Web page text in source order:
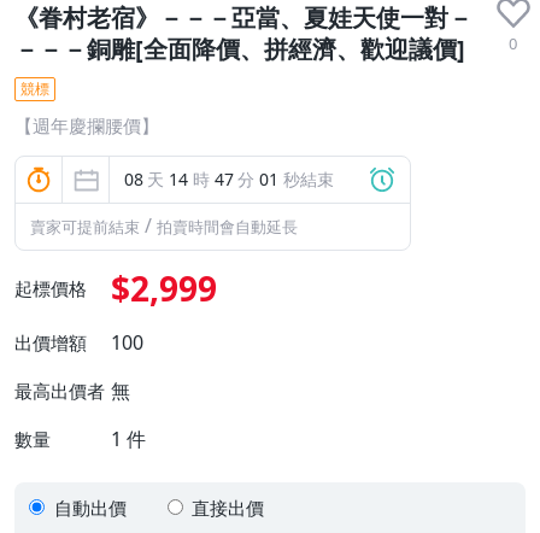
《眷村老宿》－－－亞當、夏娃天使一對－
－－－銅雕[全面降價、拼經濟、歡迎議價]
0
競標
【週年慶攔腰價】
08 天 14 時 47分 01 秒結束
賣家可提前結束 / 拍賣時間會自動延長
起標價格 $2,999
出價增額 100
最高出價者 無
數量 1 件
自動出價 直接出價